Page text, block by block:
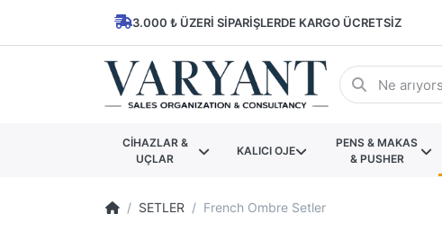
3.000 ₺ ÜZERI SIPARIŞLERDE KARGO ÜCRETSIZ
CİHAZLAR &
UÇLAR
KALICI OJE
PENS & MAKAS
& PUSHER
SETLER French Ombre Setler